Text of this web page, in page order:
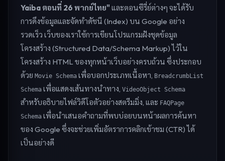
Yaiba ตอนที่ 26 พากย์ไทย" และตอนซีรี่ย์ต่างๆ จะได้รับ
การดึงข้อมูลและจัดทำดัชนี (Index) บน Google อย่าง
รวดเร็ว เว็บของเราใช้การเขียนโปรแกรมฝังชุดข้อมูล
โครงสร้าง (Structured Data/Schema Markup) ไว้ใน
โครงสร้าง HTML ของทุกหน้าเว็บอย่างครบถ้วน ซึ่งประกอบ
ด้วย Movie Schema เพื่อบอกประเภทเนื้อหา, BreadcrumbList
Schema เพื่อแสดงเส้นทางนำทาง, VideoObject Schema
สำหรับอธิบายไฟล์วิดีโอตัวอย่างสตรีมมิ่ง, และ FAQPage
Schema เพื่อนำเสนอคำถามที่พบบ่อยบนหน้าผลการค้นหา
ของ Google ซึ่งจะช่วยเพิ่มอัตราการคลิกเข้าชม (CTR) ได้
เป็นอย่างดี